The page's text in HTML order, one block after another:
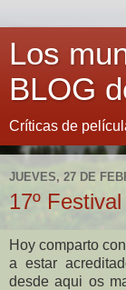
Los
BLOG
Críticas de
JUEVES, 27 DE
17º
Hoy comparto
a estar
desde aqui os